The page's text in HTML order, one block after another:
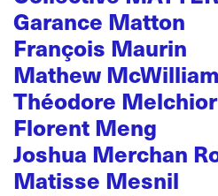
Garance Matton
François Maurin
Mathew
Théodore Melchior
Florent Meng
Joshua Merchan
Matisse Mesnil